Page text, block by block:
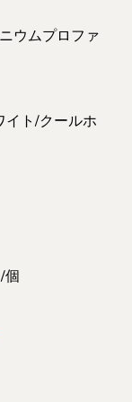
ウムプロファ
イト/クールホ
個